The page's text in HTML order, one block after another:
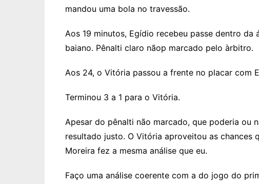
mandou uma bola no travessão.
Aos 19 minutos, Egídio recebeu passe dentro
baiano. Pênalti claro nãop marcado pelo àrbitro.
Aos 24, o Vitória passou a frente no placar com
Terminou 3 a 1 para o Vitória.
Apesar do pênalti não marcado, que poderia ou
resultado justo. O Vitória aproveitou as chances
Moreira fez a mesma análise que eu.
Faço uma análise coerente com a do jogo do